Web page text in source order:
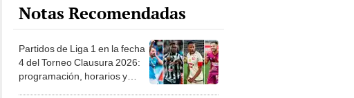
Notas Recomendadas
Partidos de Liga 1 en la fecha
4 del Torneo Clausura 2026:
programación, horarios y